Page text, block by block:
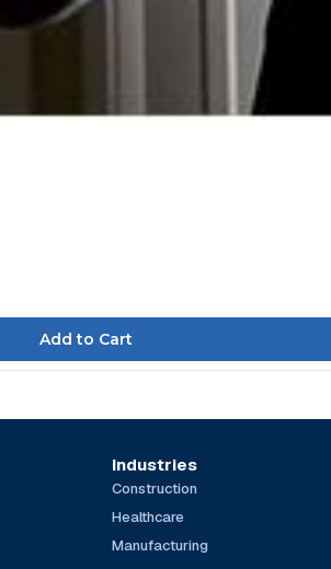
Industries
Construction
Healthcare
Manufacturing